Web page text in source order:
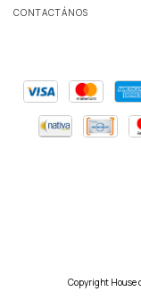
CONTACTÁNOS
Copyright House